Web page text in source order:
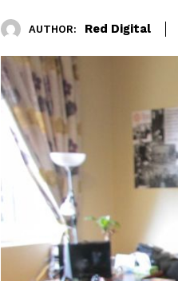
AUTHOR: Red Digital